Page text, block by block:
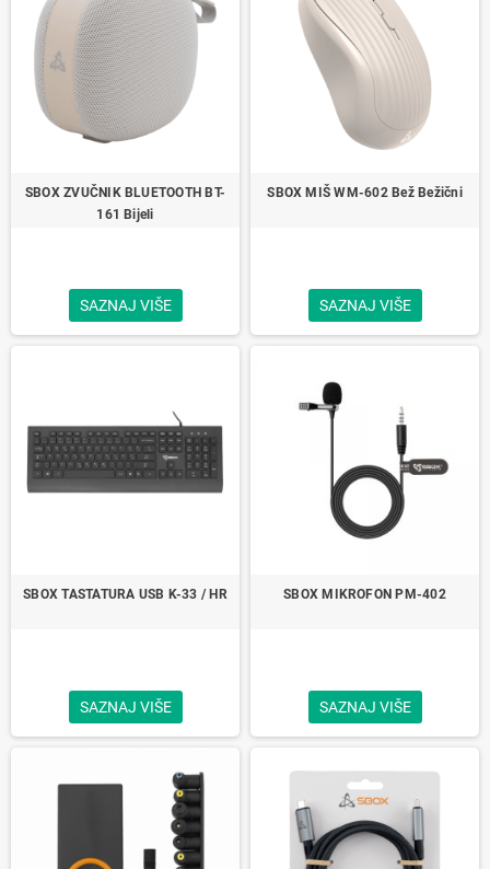
SBOX ZVUČNIK BLUETOOTH BT-
161 Bijeli
SAZNAJ VIŠE
SBOX MIŠ WM-602 Bež Bežični
SAZNAJ VIŠE
SBOX TASTATURA USB K-33 / HR
SAZNAJ VIŠE
SBOX MIKROFON PM-402
SAZNAJ VIŠE